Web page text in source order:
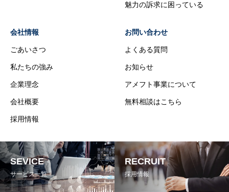
魅力の訴求に困っている
会社情報
ごあいさつ
私たちの強み
企業理念
会社概要
採用情報
お問い合わせ
よくある質問
お知らせ
アメフト事業について
無料相談はこちら
SEVICE
サービス一覧
RECRUIT
採用情報